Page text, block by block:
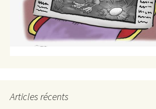
Articles récents